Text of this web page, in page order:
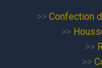
>> Confection
>>
>>
>>